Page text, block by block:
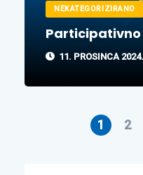
NEKATEGORIZIRANO
11. PROSINCA 2024.
1 2